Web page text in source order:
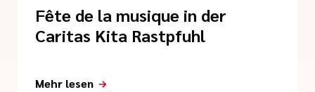
Fête de la musique in der
Caritas Kita Rastpfuhl
Mehr lesen